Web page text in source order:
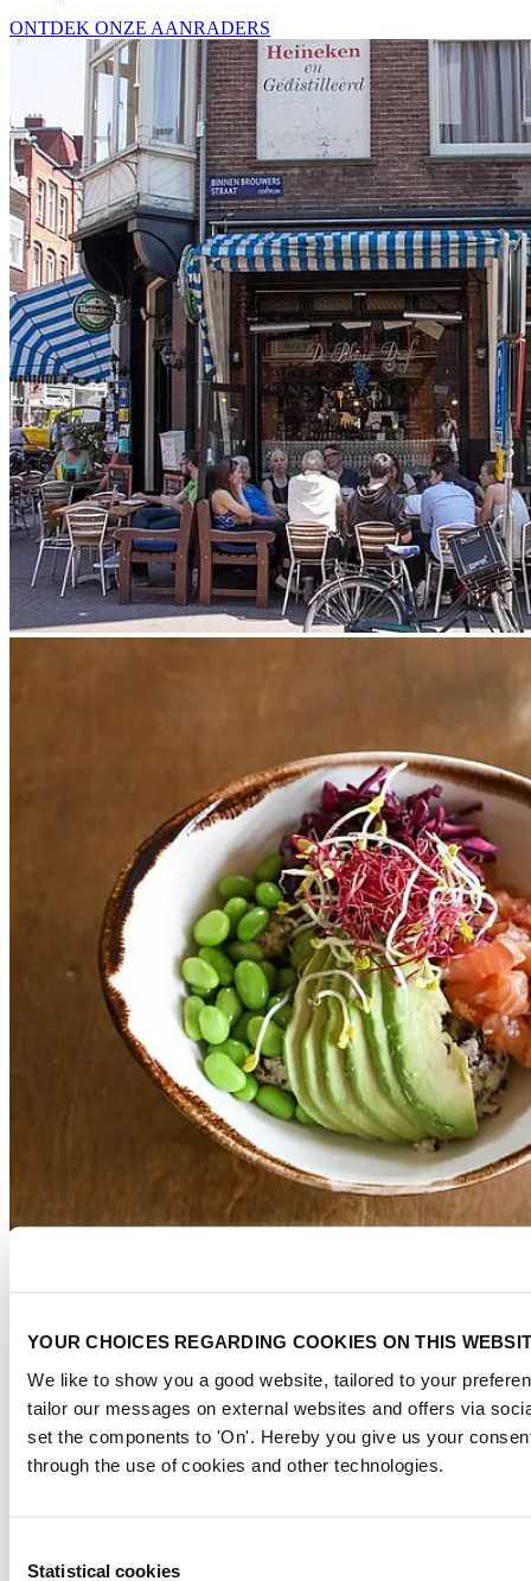
YOUR CHOICES REGARDING COOKIES ON THIS
We like to show you a good website, tailored to your
tailor our messages on external websites and offers via
set the components to 'On'. Hereby you give us your
through the use of cookies and other technologies.
Selection
Statistical cookies
ONTDEK ONZE AANRADERS